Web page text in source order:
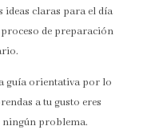
ideas claras para el día
de preparación
guía orientativa por lo
a tu gusto eres
problema.